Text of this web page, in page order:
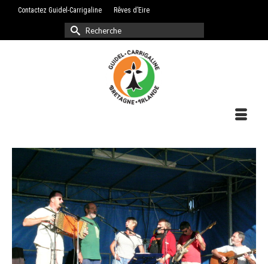
Contactez Guidel-Carrigaline Rêves d’Eire
Rechercher :